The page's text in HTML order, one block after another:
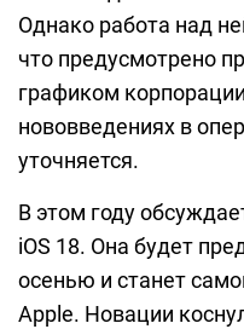
Однако работа над
что предусмотрено
графиком
нововведениях в
уточняется.
В этом году
iOS 18. Она будет
осенью и станет
Apple. Новации